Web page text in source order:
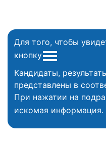
Для того, чтобы
кнопку
Кандидаты,
представлены в
При нажатии на
искомая информация.